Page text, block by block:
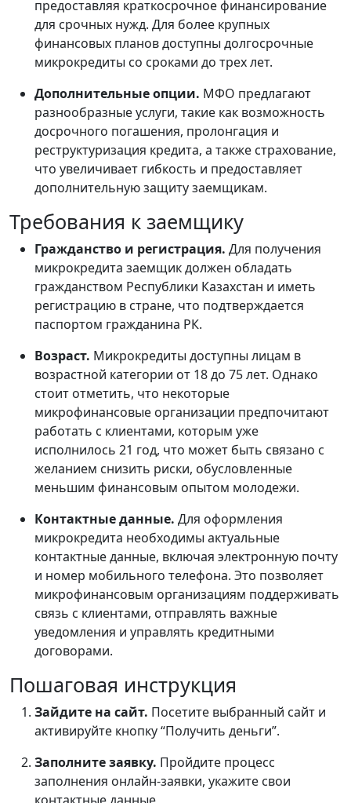
предоставляя краткосрочное финансирование
для срочных нужд. Для более крупных
финансовых планов доступны долгосрочные
микрокредиты со сроками до трех лет.
Дополнительные опции. МФО предлагают
разнообразные услуги, такие как возможность
досрочного погашения, пролонгация и
реструктуризация кредита, а также страхование,
что увеличивает гибкость и предоставляет
дополнительную защиту заемщикам.
Требования к заемщику
Гражданство и регистрация. Для получения
микрокредита заемщик должен обладать
гражданством Республики Казахстан и иметь
регистрацию в стране, что подтверждается
паспортом гражданина РК.
Возраст. Микрокредиты доступны лицам в
возрастной категории от 18 до 75 лет. Однако
стоит отметить, что некоторые
микрофинансовые организации предпочитают
работать с клиентами, которым уже
исполнилось 21 год, что может быть связано с
желанием снизить риски, обусловленные
меньшим финансовым опытом молодежи.
Контактные данные. Для оформления
микрокредита необходимы актуальные
контактные данные, включая электронную почту
и номер мобильного телефона. Это позволяет
микрофинансовым организациям поддерживать
связь с клиентами, отправлять важные
уведомления и управлять кредитными
договорами.
Пошаговая инструкция
Зайдите на сайт. Посетите выбранный сайт и
активируйте кнопку “Получить деньги”.
Заполните заявку. Пройдите процесс
заполнения онлайн-заявки, укажите свои